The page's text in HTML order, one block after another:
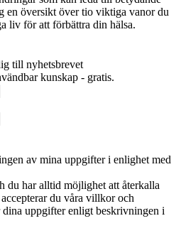
en översikt över tio viktiga vanor du
liv för att förbättra din hälsa.
till nyhetsbrevet
kunskap - gratis.
av mina uppgifter i enlighet med
har alltid möjlighet att återkalla
du våra villkor och
uppgifter enligt beskrivningen i